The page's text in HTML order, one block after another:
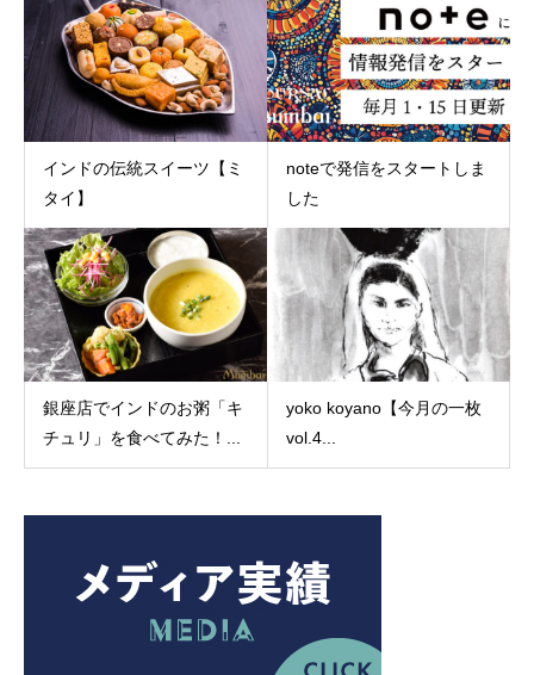
インドの伝統スイーツ【ミ
タイ】
noteで発信をスタートしま
した
銀座店でインドのお粥「キ
チュリ」を食べてみた！...
yoko koyano【今月の一枚
vol.4...